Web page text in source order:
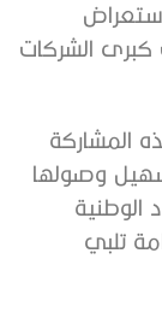
كبرى الشركات
المشاركة
وصولها
الوطنية
تلبي